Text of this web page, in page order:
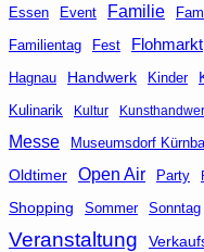
Essen Event Familie
Familientag Fest Flohmarkt
Hagnau Handwerk Kinder
Kulinarik Kultur
Messe Museumsdorf
Oldtimer Open Air Party
Shopping Sommer Sonntag
Veranstaltung